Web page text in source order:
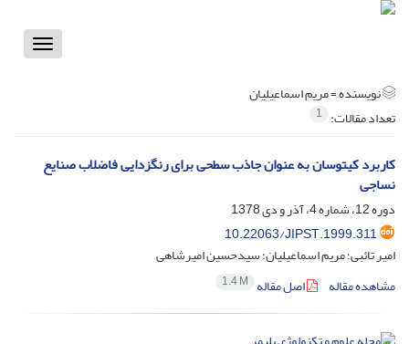
Toggle
نویسنده =مریم اسماعیلیان
تعداد مقالات: 1
کاربرد کیتوسان به عنوان جاذب سطحی برای رنگزدایی فاضلاب صنایع
نساجی
دوره 12، شماره 4، آذر و دی 1378
10.22063/JIPST.1999.311
امیر تائبی؛ مریم اسماعیلیان؛ سیدحسین امیرشاهی
مشاهده مقاله
اصل مقاله 1.4 M